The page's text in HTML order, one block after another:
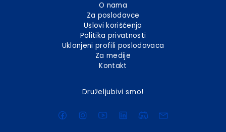
O nama
Za poslodavce
Uslovi korišćenja
Politika privatnosti
Uklonjeni profili poslodavaca
Za medije
Kontakt
Druželjubivi smo!